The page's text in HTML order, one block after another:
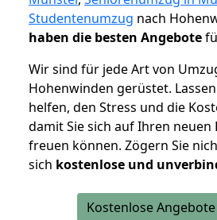
Studentenumzug nach
haben die besten Angebote
Wir sind für jede Art von
Hohenwinden gerüstet.
helfen, den Stress und die
damit Sie sich auf Ihren neuen
freuen können. Zögern Sie
sich kostenlose und
Kostenlose